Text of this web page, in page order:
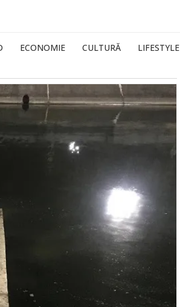
ECONOMIE CULTURĂ LIFESTYLE